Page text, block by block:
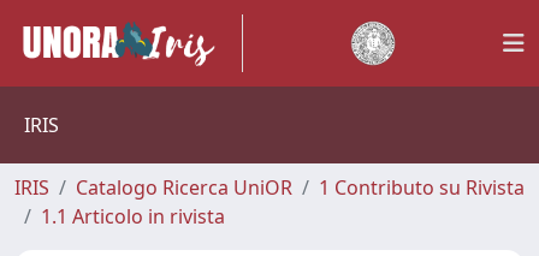
IRIS
IRIS Catalogo Ricerca UniOR
1 Contributo su Rivista
1.1 Articolo in rivista